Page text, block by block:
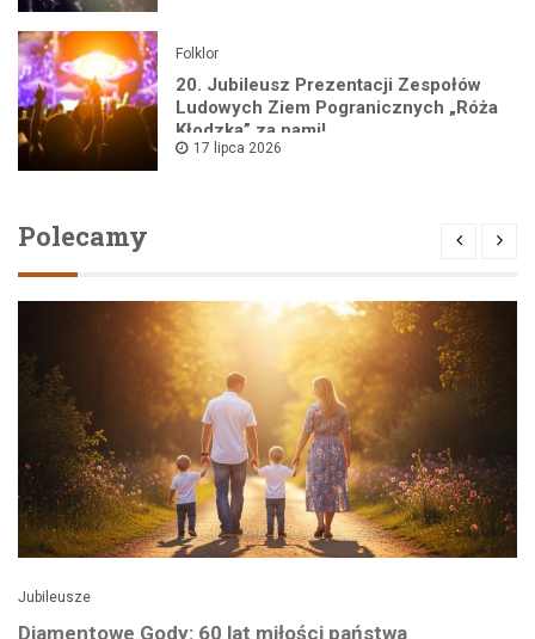
Folklor
20. Jubileusz Prezentacji Zespołów
Ludowych Ziem Pogranicznych „Róża
Kłodzka” za nami!
17 lipca 2026
Polecamy
Jubileusze
Diamentowe Gody: 60 lat miłości państwa